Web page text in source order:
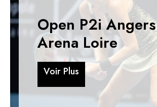
Open P2i Angers
Arena Loire
Voir Plus
Voir Plus